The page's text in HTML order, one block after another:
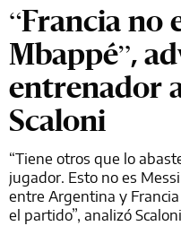
“Francia no
Mbappé”,
entrenador
Scaloni
“Tiene otros que lo
jugador. Esto no es
entre Argentina y
el partido”, analizó Scaloni